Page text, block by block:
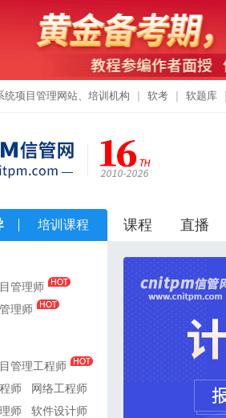
统项目管理网站、培训机构 软考 软题库
培训课程 课程 直播
管理师
理师
管理工程师
师
网络工程师
师
软件设计师
软考高级
信息系统项目管理师
网络
软件